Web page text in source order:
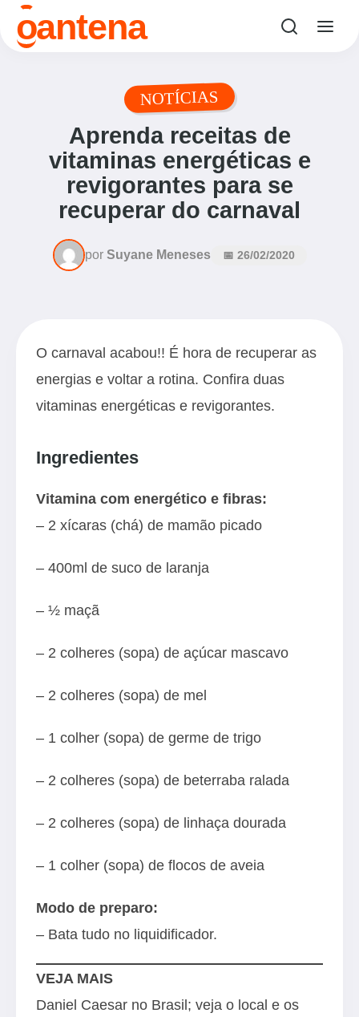
oantena
NOTÍCIAS
Aprenda receitas de
vitaminas energéticas e
revigorantes para se
recuperar do carnaval
por Suyane Meneses 📅 26/02/2020
O carnaval acabou!! É hora de recuperar as
energias e voltar a rotina. Confira duas
vitaminas energéticas e revigorantes.
Ingredientes
Vitamina com energético e fibras:
– 2 xícaras (chá) de mamão picado
– 400ml de suco de laranja
– ½ maçã
– 2 colheres (sopa) de açúcar mascavo
– 2 colheres (sopa) de mel
– 1 colher (sopa) de germe de trigo
– 2 colheres (sopa) de beterraba ralada
– 2 colheres (sopa) de linhaça dourada
– 1 colher (sopa) de flocos de aveia
Modo de preparo:
– Bata tudo no liquidificador.
VEJA MAIS
Daniel Caesar no Brasil; veja o local e os